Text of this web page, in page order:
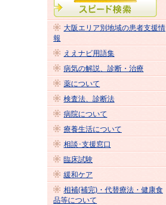
大阪エリア別地域の患者支援情
報
ええナビ用語集
病気の解説、診断・治療
薬について
検査法、診断法
病院について
療養生活について
相談･支援窓口
臨床試験
緩和ケア
相補(補完)・代替療法・健康食
品等について